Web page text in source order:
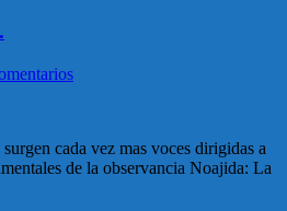
cada vez mas voces dirigidas a
de la observancia Noajida: La